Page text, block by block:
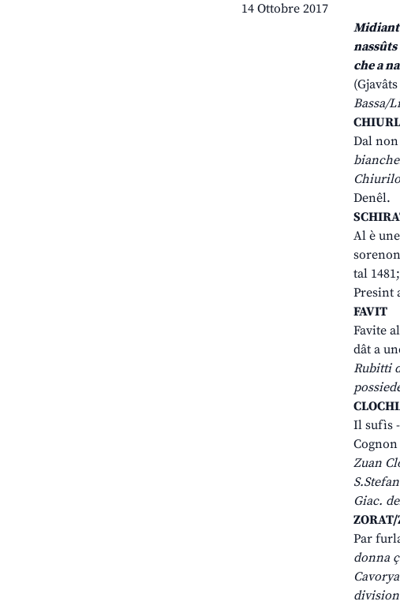
14 Ottobre 2017
Midiant
che a
Bassa/
Dal
Denêl.
Al è
tal
Presint
FAVIT
Favite
dât a
Rubitti
Il sufìs
Zuan
Giac.
Par
donna